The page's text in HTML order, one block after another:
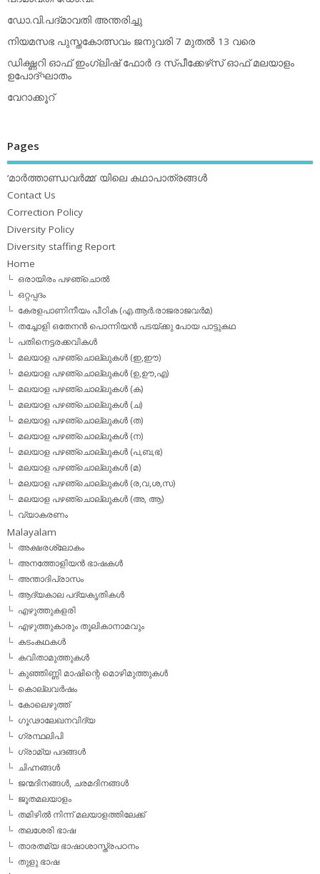
ഡോ.വി.പദ്മാവതി അന്തരിച്ചു
നിയമസഭ പുസ്തകോത്സവം ജനുവരി 7 മുതല്‍ 13 വരെ
ഡിക്ഷ്ണറി ഓഫ് ഇംഗ്ലിഷ് ഫോര്‍ ദ സ്പീക്കേഴ്‌സ് ഓഫ് മലയാളം
ഉപോദ്ഘാതം
വേറാക്കൂറ്
Pages
‘മാര്‍ത്താണ്ഡവര്‍മ്മ’ യിലെ കഥാപാത്രങ്ങള്‍
Contact Us
Correction Policy
Diversity Policy
Diversity staffing Report
Home
ഒരായിരം പഴഞ്ചൊല്‍
ഒറ്റപ്പദം
കേരളപാണിനീയം പീഠിക (എ.ആര്‍.രാജരാജവര്‍മ)
തച്ചോളി ഒതേനൻ പൊന്നിയൻ പടയ്‌ക്കു പോയ പാട്ടുകഥ
പതിനെട്ടരക്കവികള്‍
മലയാള പഴഞ്ചൊല്ലുകള്‍ (ഇ,ഈ)
മലയാള പഴഞ്ചൊല്ലുകള്‍ (ഉ,ഊ,എ)
മലയാള പഴഞ്ചൊല്ലുകള്‍ (ക)
മലയാള പഴഞ്ചൊല്ലുകള്‍ (ച)
മലയാള പഴഞ്ചൊല്ലുകള്‍ (ത)
മലയാള പഴഞ്ചൊല്ലുകള്‍ (ന)
മലയാള പഴഞ്ചൊല്ലുകള്‍ (പ,ബ,ഭ)
മലയാള പഴഞ്ചൊല്ലുകള്‍ (മ)
മലയാള പഴഞ്ചൊല്ലുകള്‍ (ര,വ,ശ,സ)
മലയാള പഴഞ്ചൊല്ലുകൾ (അ, ആ)
വ്യാകരണം
Malayalam
അക്ഷരശ്ലോകം
അനത്തോളിയന്‍ ഭാഷകള്‍
അന്താദിപ്രാസം
ആദ്യകാല പദ്യകൃതികള്‍
എഴുത്തുകളരി
എഴുത്തുകാരും തൂലികാനാമവും
കടംകഥകള്‍
കവിതാമുത്തുകള്‍
കുഞ്ഞിണ്ണി മാഷിന്റെ മൊഴിമുത്തുകള്‍
കൊല്ലവര്‍ഷം
കോലെഴുത്ത്
ഗൂഢാലേഖനവിദ്യ
ഗ്രന്ഥലിപി
ഗ്രാമ്യ പദങ്ങള്‍
ചിഹ്നങ്ങള്‍
ജന്മദിനങ്ങള്‍, ചരമദിനങ്ങള്‍
ജൂതമലയാളം
തമിഴില്‍ നിന്ന് മലയാളത്തിലേക്ക്
തലശേരി ഭാഷ
താരതമ്യ ഭാഷാശാസ്ത്രപഠനം
തുളു ഭാഷ